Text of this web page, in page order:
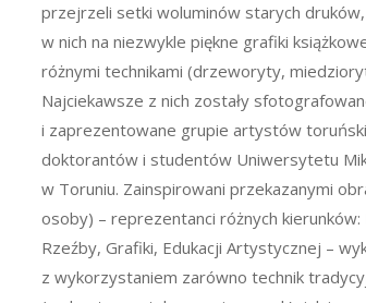
przejrzeli setki woluminów starych
w nich na niezwykle piękne grafiki
różnymi technikami (drzeworyty,
Najciekawsze z nich zostały
i zaprezentowane grupie artystów
doktorantów i studentów Uniwersytetu
w Toruniu. Zainspirowani przekazanymi
osoby) – reprezentanci różnych
Rzeźby, Grafiki, Edukacji Artystycznej –
z wykorzystaniem zarówno technik